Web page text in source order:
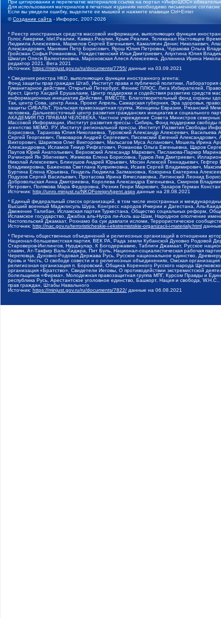
При цитировании и перепечатке материалов ссылка на портал «ИнфоШОС»
Для использования материалов в печатных изданиях необходимо письменное
Если вы увидели ошибку, выделите ее мышкой и нажмите клавиши Ctrl+Enter
©Создание сайта - Инфорос, 2007-2026
* Реестр иностранных средств массовой информации, выполняющих функции
Голос Америки, Idel.Реалии, Кавказ.Реалии, Крым.Реалии, Телеканал Настоящее
Людмила Алексеевна, Маркелов Сергей Евгеньевич, Камалягин Денис Николаевич,
Александрович, Маняхин Петр Борисович, Ярош Юлия Петровна, Чуракова Ольга
Гройсман Софья Романовна, Рождественский Илья Дмитриевич, Апухтина Юлия
Шмагун Олеся Валентиновна, Мароховская Алеся Алексеевна, Долинина Ирина
редактор 2021, Вега 2021
Источник: https://minjust.gov.ru/ru/documents/7755/ данные на 03.09.2021
* Сведения реестра НКО, выполняющих функции иностранного агента:
Фонд защиты прав граждан Штаб, Институт права и публичной политики,
Гуманитарное действие, Открытый Петербург, Феникс ПЛЮС, Лига Избирателей,
Крест, Центр Хасдей Ерушалаим, Центр поддержки и содействия развитию средств
информационных инициатив Действие, ВМЕСТЕ, Благотворительный фонд охраны
Так, центр Сова, центр Анна, Проект Апрель, Самарская губерния, Эра здоровья,
защиты СИБАЛЬТ, Уральская правозащитная группа, Женщины Евразии, Рязанский
человека, Дальневосточный центр развития гражданских инициатив и социального
АКАДЕМИЯ ПО ПРАВАМ ЧЕЛОВЕКА, Частное учреждение Совета Министров северных
Массовой Информации, Институт развития прессы - Сибирь, Фонд поддержки
агентство МЕМО. РУ, Институт региональной прессы, Институт Развития Свободы
Борисовна, Таранова Юлия Николаевна, Туровский Александр Алексеевич,
Сергей Георгиевич, Пивоваров Андрей Сергеевич, Писемский Евгений
Викторович, Шарипков Олег Викторович, Мальсагов Муса Асланович, Мошель Ирина
Александровна, Исламов Тимур Рифгатович, Романова Ольга Евгеньевна, Щаров
Паутов Юрий Анатольевич, Верховский Александр Маркович, Пислакова-Паркер
Рачинский Ян Збигневич, Жемкова Елена Борисовна, Гудков Лев Дмитриевич,
Николай Алексеевич, Блинушов Андрей Юрьевич, Мосин Алексей Геннадьевич,
Владимировна, Баженова Светлана Куприяновна, Исаев Сергей Владимирович,
Буртина Елена Юрьевна, Гендель Людмила Залмановна, Кокорина Екатерина
Подузов Сергей Васильевич, Протасова Ирина Вячеславовна, Литинский Леонид
Добровольская Анна Дмитриевна, Королева Александра Евгеньевна, Смирнов
Петрович, Полякова Мара Федоровна, Резник Генри Маркович, Захаров Герман
Источник: http://unro.minjust.ru/NKOForeignAgent.aspx данные на 28.08.2021
* Единый федеральный список организаций, в том числе иностранных и
Высший военный Маджлисуль Шура, Конгресс народов Ичкерии и Дагестана, Аль-
Движение Талибан, Исламская партия Туркестана, Общество социальных реформ,
Исламское государство, Джабха аль-Нусра ли-Ахль аш-Шам, Народное ополчение
Чистопольский Джамаат, Рохнамо ба суи давлати исломи, Террористическое
Источник: http://nac.gov.ru/terroristicheskie-i-ekstremistskie-organizacii-i-materialy.html
* Перечень общественных объединений и религиозных организаций в отношении
Национал-большевистская партия, ВЕК РА, Рада земли Кубанской Духовно Родовой
Староверов-Инглингов, Нурджулар, К Богодержавию, Таблиги Джамаат, Русское
славян, Ат-Такфир Валь-Хиджра, Пит Буль, Национал-социалистическая рабочая
Череповца, Духовно-Родовая Держава Русь, Русское национальное единство,
Кровь и Честь, О свободе совести и о религиозных объединениях, Омская
религиозная организация п. Боровский, Община Коренного Русского народа
организация «Братство», Свидетели Иеговы, О противодействии экстремистской
болельщиков «Фирма», Молодежная правозащитная группа МПГ, Курсом Правды и
республика Русь, Арестантское уголовное единство, Башкорт, Нация и свобода,
прав граждан, Штабы Навального
Источник: https://minjust.gov.ru/ru/documents/7822/ данные на 06.08.2021